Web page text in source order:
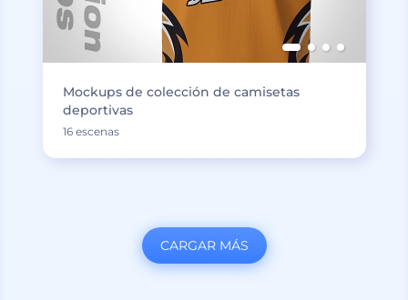
Mockups de colección de camisetas
deportivas
16 escenas
CARGAR MÁS